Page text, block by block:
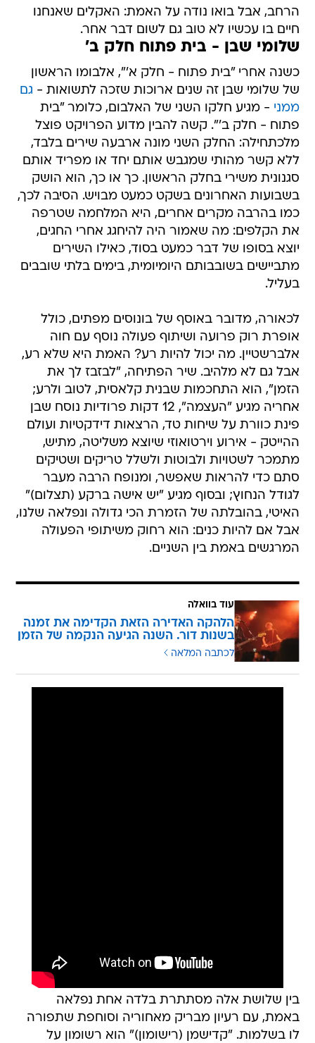
הרחב, אבל בואו נודה על האמת: האקלים שאנחנו
חיים בו עכשיו לא טוב גם לשום דבר אחר.
שלומי שבן - בית פתוח חלק ב'
כשנה אחרי "בית פתוח - חלק א'", אלבומו הראשון
של שלומי שבן זה שנים ארוכות שזכה לתשואות - גם
ממני - מגיע חלקו השני של האלבום, כלומר "בית
פתוח - חלק ב'". קשה להבין מדוע הפרויקט פוצל
מלכתחילה: החלק השני מונה ארבעה שירים בלבד,
ללא קשר מהותי שמגבש אותם יחד או מפריד אותם
סגנונית משירי בחלק הראשון. כך או כך, הוא הושק
בשבועות האחרונים בשקט כמעט מבויש. הסיבה לכך,
כמו בהרבה מקרים אחרים, היא המלחמה שטרפה
את הקלפים: מה שאמור היה להיחגג אחרי החגים,
יוצא בסופו של דבר כמעט בסוד, כאילו השירים
מתביישים בשובבותם היומיומית, בימים בלתי שובבים
בעליל.
לכאורה, מדובר באוסף של בונוסים מפתים, כולל
אופרת רוק פרועה ושיתוף פעולה נוסף עם חוה
אלברשטיין. מה יכול להיות רע? האמת היא שלא רע,
אבל גם לא מלהיב. שיר הפתיחה, "לבזבז לך את
הזמן", הוא התחכמות שבנית קלאסית, לטוב ולרע;
אחריה מגיע "העצמה", 12 דקות פרודיות נוסח שבן
פינת כוורת על שיחות טד, הרצאות דידקטיות ועולם
ההייטק - אירוע וירטואוזי שיוצא משליטה, מתיש,
מתמכר לשטויות ולבוטות ולשלל טריקים ושטיקים
סתם כדי להראות שאפשר, ומנופח הרבה מעבר
לגודל הנחוץ; ובסוף מגיע "יש אישה ברקע (תצלום)"
האיטי, בהובלתה של הזמרת הכי גדולה ונפלאה שלנו,
אבל אם להיות כנים: הוא רחוק משיתופי הפעולה
המרגשים באמת בין השניים.
עוד בוואלה
הלהקה האדירה הזאת הקדימה את זמנה
בשנות דור. השנה הגיעה הנקמה של הזמן
לכתבה המלאה
בין שלושת אלה מסתתרת בלדה אחת נפלאה
באמת, עם רעיון מבריק מאחוריה וסוחפת שתפורה
לו בשלמות. "קדישמן (רישומון)" הוא רשומון על